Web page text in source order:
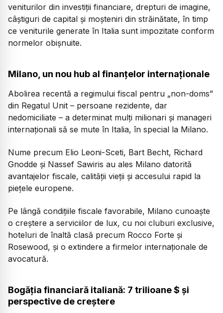
veniturilor din investiții financiare, drepturi de imagine,
câștiguri de capital și moșteniri din străinătate, în timp
ce veniturile generate în Italia sunt impozitate conform
normelor obișnuite.
Milano, un nou hub al finanțelor internaționale
Abolirea recentă a regimului fiscal pentru „non-doms”
din Regatul Unit – persoane rezidente, dar
nedomiciliate – a determinat mulți milionari și manageri
internaționali să se mute în Italia, în special la Milano.
Nume precum Elio Leoni-Sceti, Bart Becht, Richard
Gnodde și Nassef Sawiris au ales Milano datorită
avantajelor fiscale, calității vieții și accesului rapid la
piețele europene.
Pe lângă condițiile fiscale favorabile, Milano cunoaște
o creștere a serviciilor de lux, cu noi cluburi exclusive,
hoteluri de înaltă clasă precum Rocco Forte și
Rosewood, și o extindere a firmelor internaționale de
avocatură.
Bogăția financiară italiană: 7 trilioane $ și
perspective de creștere